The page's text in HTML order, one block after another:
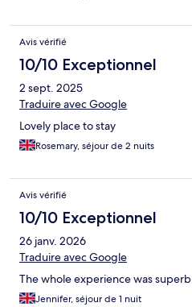
Avis vérifié
10/10 Exceptionnel
2 sept. 2025
Traduire avec Google
Lovely place to stay
Rosemary, séjour de 2 nuits
Avis vérifié
10/10 Exceptionnel
26 janv. 2026
Traduire avec Google
The whole experience was superb
Jennifer, séjour de 1 nuit